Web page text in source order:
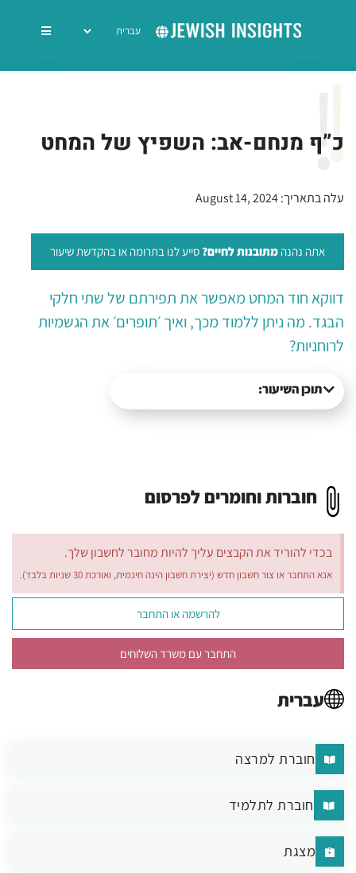
כ”ף מנחם-אב: השפיץ של המחט
עלה בתאריך: August 14, 2024
אתה נהנהמתובנות לחיים?סייע לנו בתרומה או בהקדשת שיעור
דווקא חוד המחט מאפשר את תפירתם של שתי חלקי
הבגד. מה ניתן ללמוד מכך, ואיך ׳תופרים׳ את הגשמיות
לרוחניות?
תוכן השיעור:
חוברות וחומרים לפרסום
בכדי להוריד את הקבצים עליך להיות מחובר לחשבון שלך.
אנא התחבר או צור חשבון חדש (יצירת חשבון הינה חינמית, ואורכת 30 שניות בלבד).
להרשמה או התחבר
התחבר עם משרד השלוחים
עברית
חוברת למרצה
חוברת לתלמיד
מצגת